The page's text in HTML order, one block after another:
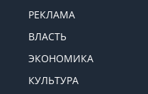
РЕКЛАМА
ВЛАСТЬ
ЭКОНОМИКА
КУЛЬТУРА